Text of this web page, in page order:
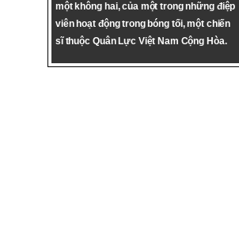
một không hai, của một trong những điệp
viên hoạt động trong bóng tối, một chiến
sĩ thuộc Quân Lực Việt Nam Cộng Hòa.